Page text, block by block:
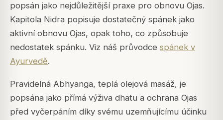
popsán jako nejdůležitější praxe pro obnovu Ojas.
Kapitola Nidra popisuje dostatečný spánek jako
aktivní obnovu Ojas, opak toho, co způsobuje
nedostatek spánku. Viz náš průvodce spánek v
Ayurvedě.
Pravidelná Abhyanga, teplá olejová masáž, je
popsána jako přímá výživa dhatu a ochrana Ojas
před vyčerpáním díky svému uzemňujícímu účinku